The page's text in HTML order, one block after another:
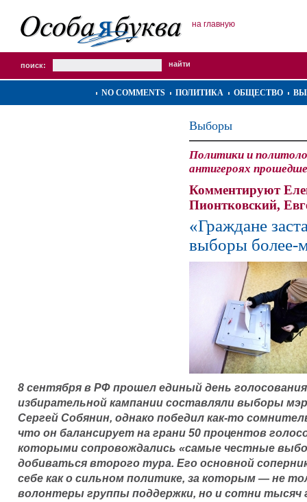
на главную
поиск:
NO COMMENTS ПОЛИТИКА ОБЩЕСТВО
Выборы
Политики и
антигероях
Комментируют
Пионтковский,
«Граждане
выборы более-
8 сентября в РФ прошел единый день
избирательной кампании составляли выборы
Сергей Собянин, однако победил как-то
что он балансирует на грани 50 процентов
которыми сопровождались «самые честные
добиваться второго тура. Его основной
себе как о сильном политике, за которым — не
волонтеры группы поддержки, но и сотни тысяч